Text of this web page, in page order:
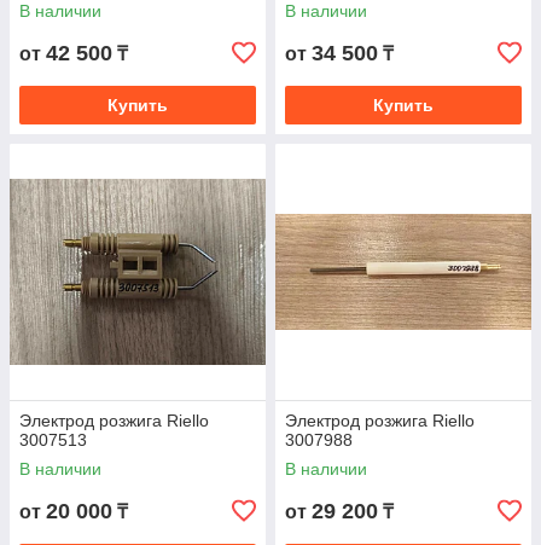
В наличии
от 42 500 ₸
Купить
В наличии
от 34 500 ₸
Купить
Электрод розжига Riello
3007513
В наличии
от 20 000 ₸
Электрод розжига Riello
3007988
В наличии
от 29 200 ₸